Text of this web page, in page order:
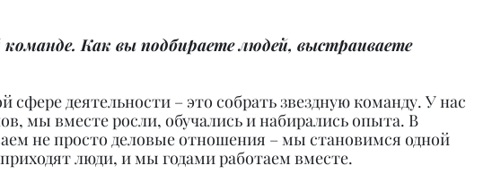
Как вы подбираете людей, выстраиваете
сфере деятельности – это собрать звездную команду. У нас
мы вместе росли, обучались и набирались опыта. В
не просто деловые отношения – мы становимся одной
люди, и мы годами работаем вместе.